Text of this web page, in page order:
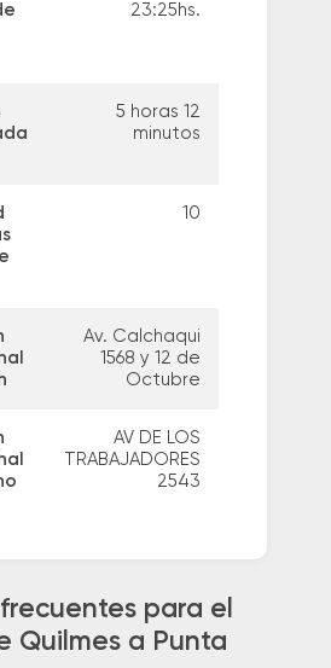
23:25hs.
5 horas 12
minutos
10
Av. Calchaqui
1568 y 12 de
Octubre
AV DE LOS
TRABAJADORES
2543
para el
Quilmes a Punta